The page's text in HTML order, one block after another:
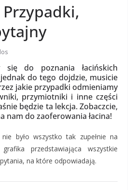
się do poznania łacińskich
do tego dojdzie, musicie
jakie przypadki odmieniamy
przymiotniki i inne części
będzie ta lekcja. Zobaczcie,
nam do zaoferowania łacina!
było wszystko tak zupełnie na
przedstawiająca wszystkie
na które odpowiadają.